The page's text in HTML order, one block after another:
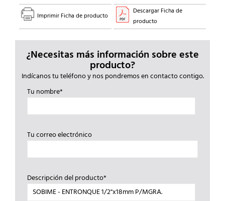
Imprimir Ficha de producto
Descargar Ficha de
producto
¿Necesitas más información sobre este
producto?
Indícanos tu teléfono y nos pondremos en contacto contigo.
Tu nombre*
Tu correo electrónico
Descripción del producto*